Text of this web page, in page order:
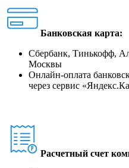
Банковская карта:
Сбербанк, Тинькофф,
Москвы
Онлайн-оплата
через сервис «
Расчетный счет